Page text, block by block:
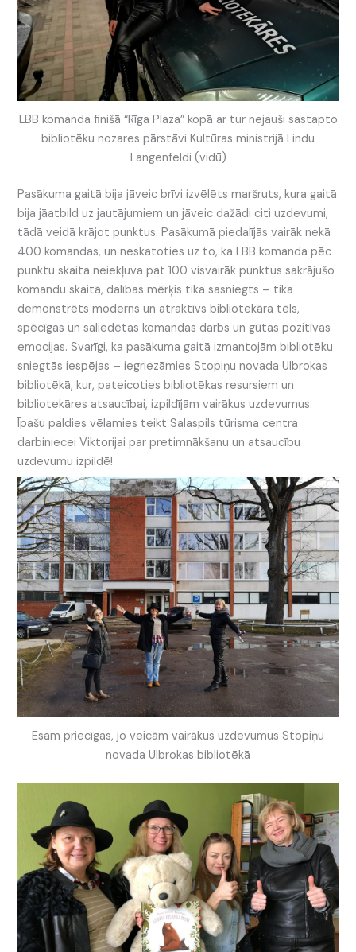
LBB komanda finišā “Rīga Plaza” kopā ar tur nejauši sastapto
bibliotēku nozares pārstāvi Kultūras ministrijā Lindu
Langenfeldi (vidū)
Pasākuma gaitā bija jāveic brīvi izvēlēts maršruts, kura gaitā
bija jāatbild uz jautājumiem un jāveic dažādi citi uzdevumi,
tādā veidā krājot punktus. Pasākumā piedalījās vairāk nekā
400 komandas, un neskatoties uz to, ka LBB komanda pēc
punktu skaita neiekļuva pat 100 visvairāk punktus sakrājušo
komandu skaitā, dalības mērķis tika sasniegts – tika
demonstrēts moderns un atraktīvs bibliotekāra tēls,
spēcīgas un saliedētas komandas darbs un gūtas pozitīvas
emocijas. Svarīgi, ka pasākuma gaitā izmantojām bibliotēku
sniegtās iespējas – iegriezāmies Stopiņu novada Ulbrokas
bibliotēkā, kur, pateicoties bibliotēkas resursiem un
bibliotekāres atsaucībai, izpildījām vairākus uzdevumus.
Īpašu paldies vēlamies teikt Salaspils tūrisma centra
darbiniecei Viktorijai par pretimnākšanu un atsaucību
uzdevumu izpildē!
Esam priecīgas, jo veicām vairākus uzdevumus Stopiņu
novada Ulbrokas bibliotēkā